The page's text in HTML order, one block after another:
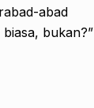
abad
bukan?”